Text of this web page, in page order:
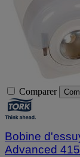
Comparer
Bobine
Advanced 415